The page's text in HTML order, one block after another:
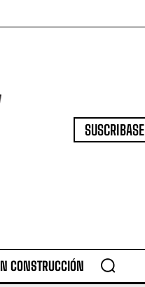
SUSCRIBASE
CONSTRUCCIÓN